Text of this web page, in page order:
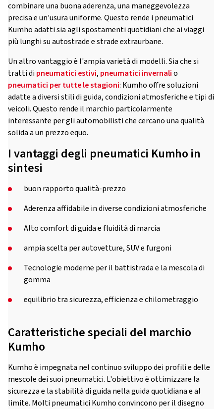
combinare una buona aderenza, una maneggevolezza
precisa e un'usura uniforme. Questo rende i pneumatici
Kumho adatti sia agli spostamenti quotidiani che ai viaggi
più lunghi su autostrade e strade extraurbane.
Un altro vantaggio è l'ampia varietà di modelli. Sia che si
tratti dipneumatici estivi, pneumatici invernalio
pneumatici per tutte le stagioni: Kumho offre soluzioni
adatte a diversi stili di guida, condizioni atmosferiche e tipi di
veicoli. Questo rende il marchio particolarmente
interessante per gli automobilisti che cercano una qualità
solida a un prezzo equo.
I vantaggi degli pneumatici Kumho in
sintesi
buon rapporto qualità-prezzo
Aderenza affidabile in diverse condizioni atmosferiche
Alto comfort di guida e fluidità di marcia
ampia scelta per autovetture, SUV e furgoni
Tecnologie moderne per il battistrada e la mescola di
gomma
equilibrio tra sicurezza, efficienza e chilometraggio
Caratteristiche speciali del marchio
Kumho
Kumho è impegnata nel continuo sviluppo dei profili e delle
mescole dei suoi pneumatici. L'obiettivo è ottimizzare la
sicurezza e la stabilità di guida nella guida quotidiana e al
limite. Molti pneumatici Kumho convincono per il disegno